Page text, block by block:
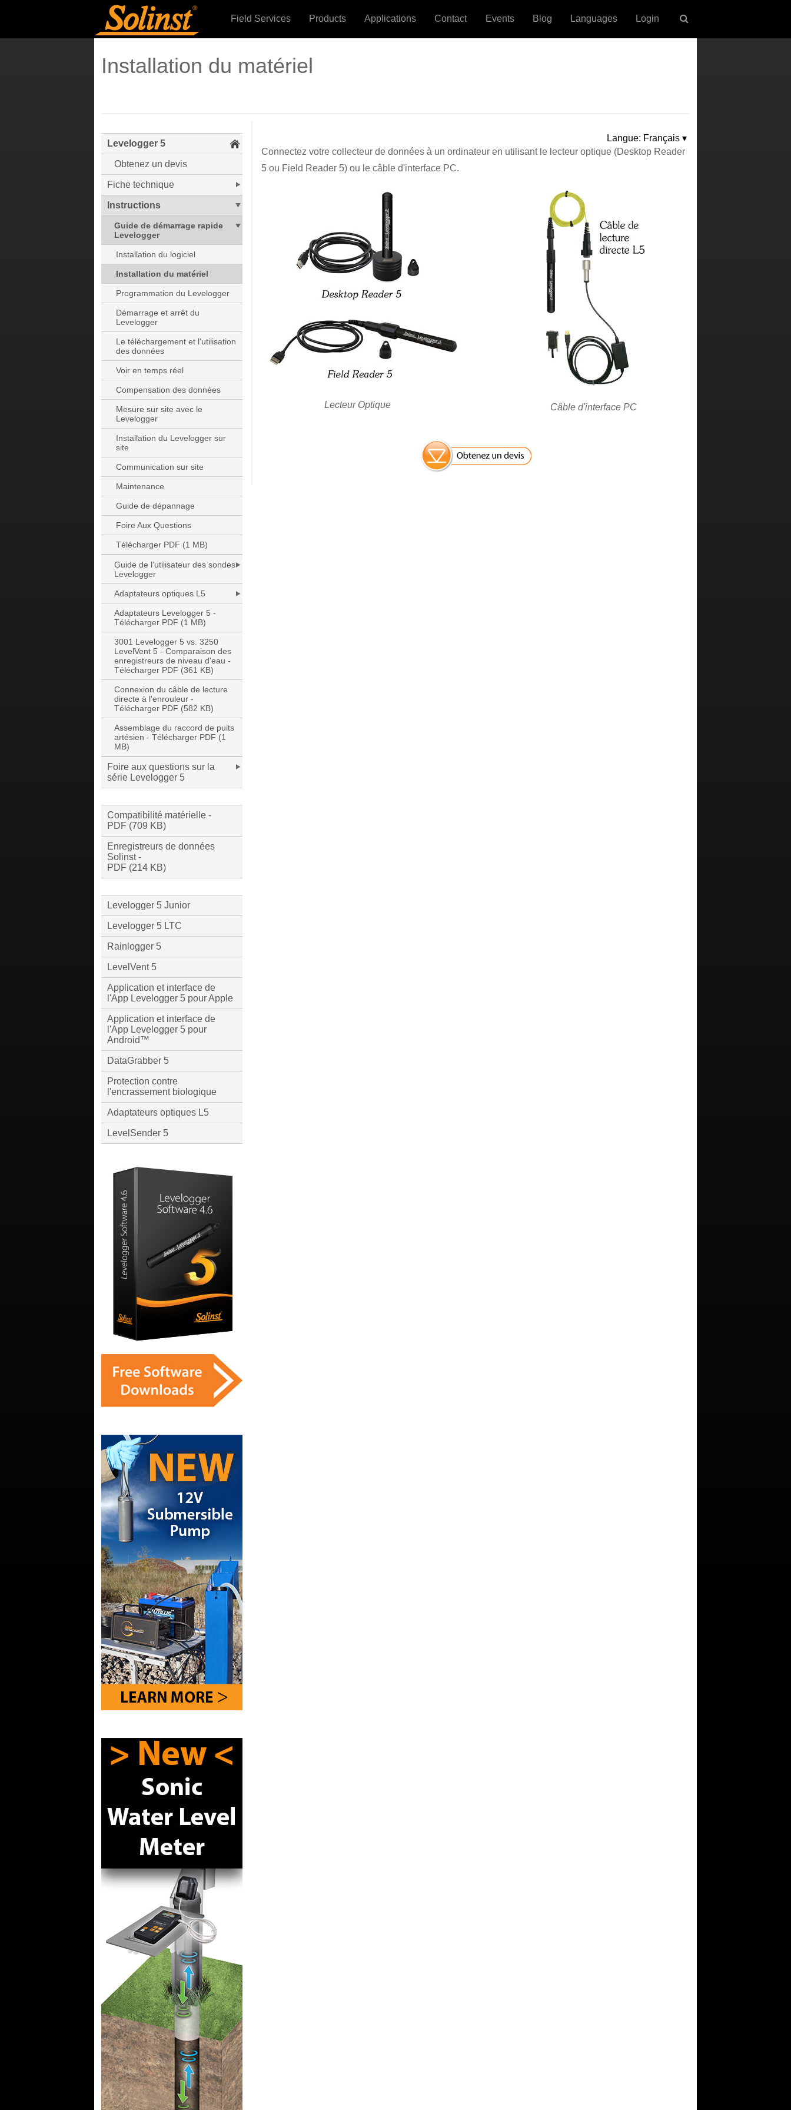
Field Services Products Applications Contact Events Blog Languages Login
Installation du matériel
Langue: Français ▾
Connectez votre collecteur de données à un ordinateur en utilisant le lecteur optique (Desktop Reader
5 ou Field Reader 5) ou le câble d'interface PC.
Lecteur Optique Câble d'interface PC
Levelogger 5
Obtenez un devis
Fiche technique
Instructions
Guide de démarrage rapide
Levelogger
Installation du logiciel
Installation du matériel
Programmation du Levelogger
Démarrage et arrêt du
Levelogger
Le téléchargement et l'utilisation
des données
Voir en temps réel
Compensation des données
Mesure sur site avec le
Levelogger
Installation du Levelogger sur
site
Communication sur site
Maintenance
Guide de dépannage
Foire Aux Questions
Télécharger PDF (1 MB)
Guide de l'utilisateur des sondes
Levelogger
Adaptateurs optiques L5
Adaptateurs Levelogger 5 -
Télécharger PDF (1 MB)
3001 Levelogger 5 vs. 3250
LevelVent 5 - Comparaison des
enregistreurs de niveau d'eau -
Télécharger PDF (361 KB)
Connexion du câble de lecture
directe à l'enrouleur -
Télécharger PDF (582 KB)
Assemblage du raccord de puits
artésien - Télécharger PDF (1
MB)
Foire aux questions sur la
série Levelogger 5
Compatibilité matérielle -
PDF (709 KB)
Enregistreurs de données
Solinst -
PDF (214 KB)
Levelogger 5 Junior
Levelogger 5 LTC
Rainlogger 5
LevelVent 5
Application et interface de
l'App Levelogger 5 pour Apple
Application et interface de
l'App Levelogger 5 pour
Android™
DataGrabber 5
Protection contre
l'encrassement biologique
Adaptateurs optiques L5
LevelSender 5